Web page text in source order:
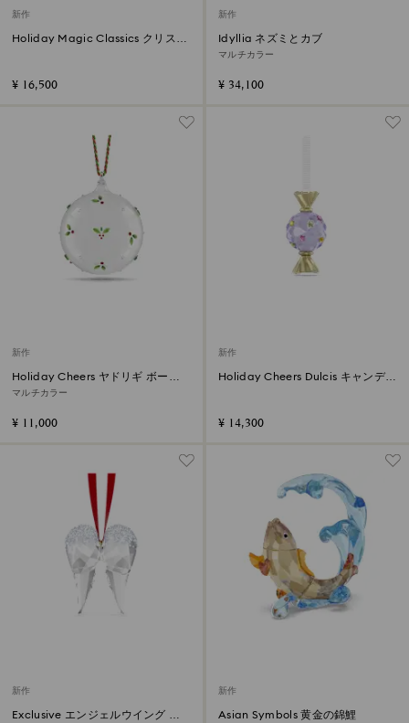
新作
Holiday Magic Classics クリスタ
¥ 16,500
新作
Idyllia ネズミとカブ
マルチカラー
¥ 34,100
新作
Holiday Cheers ヤドリギ ボール
オーナメント
マルチカラー
¥ 11,000
新作
Holiday Cheers Dulcis キャンディ
¥ 14,300
新作
Exclusive エンジェルウイング オ
新作
Asian Symbols 黄金の錦鯉